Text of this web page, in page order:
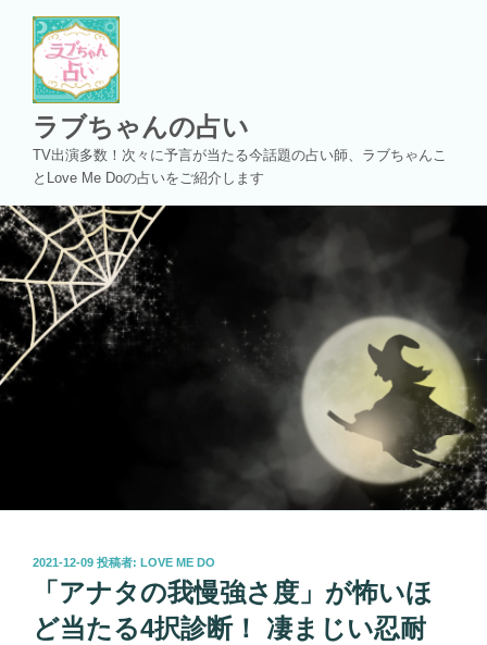
ッ
ラブちゃんの占い
TV出演多数！次々に予言が当たる今話題の占い師、ラブちゃんこ
とLove Me Doの占いをご紹介します
投
2021-12-09 投稿者: LOVE ME DO
「アナタの我慢強さ度」が怖いほ
ど当たる4択診断！ 凄まじい忍耐